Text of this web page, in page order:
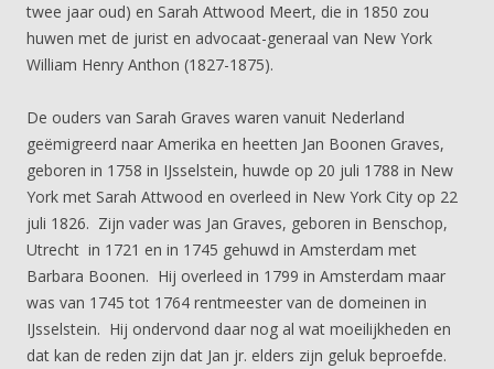
twee jaar oud) en Sarah Attwood Meert, die in 1850 zou
huwen met de jurist en advocaat-generaal van New York
William Henry Anthon (1827-1875).
De ouders van Sarah Graves waren vanuit Nederland
geëmigreerd naar Amerika en heetten Jan Boonen Graves,
geboren in 1758 in IJsselstein, huwde op 20 juli 1788 in New
York met Sarah Attwood en overleed in New York City op 22
juli 1826. Zijn vader was Jan Graves, geboren in Benschop,
Utrecht in 1721 en in 1745 gehuwd in Amsterdam met
Barbara Boonen. Hij overleed in 1799 in Amsterdam maar
was van 1745 tot 1764 rentmeester van de domeinen in
IJsselstein. Hij ondervond daar nog al wat moeilijkheden en
dat kan de reden zijn dat Jan jr. elders zijn geluk beproefde.